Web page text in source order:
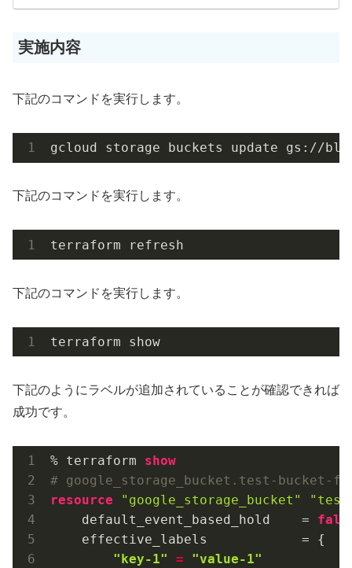
実施内容
下記のコマンドを実行します。
gcloud storage buckets update gs://
下記のコマンドを実行します。
terraform refresh
下記のコマンドを実行します。
terraform show
下記のようにラベルが追加されていることが確認できれば
成功です。
% terraform show
# google_storage_bucket.test-bucket-
resource
"google_storage_bucket"
    default_event_based_hold    =
"key-1"
= "value-1"